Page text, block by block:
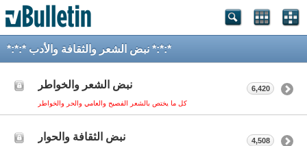
*:*:* نبض الشعر والثقافة والأدب *:*:*
نبض الشعر والخواطر
كل ما يختص بالشعر الفصيح والعامي والحر والخواطر
6,420
نبض الثقافة والحوار 4,508